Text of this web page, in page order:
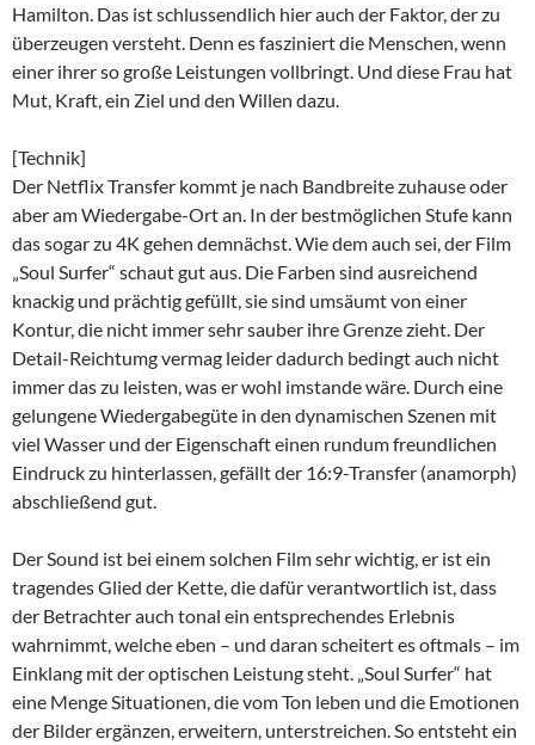
Hamilton. Das ist schlussendlich hier auch der Faktor, der zu
überzeugen versteht. Denn es fasziniert die Menschen, wenn
einer ihrer so große Leistungen vollbringt. Und diese Frau hat
Mut, Kraft, ein Ziel und den Willen dazu.
[Technik]
Der Netflix Transfer kommt je nach Bandbreite zuhause oder
aber am Wiedergabe-Ort an. In der bestmöglichen Stufe kann
das sogar zu 4K gehen demnächst. Wie dem auch sei, der Film
„Soul Surfer“ schaut gut aus. Die Farben sind ausreichend
knackig und prächtig gefüllt, sie sind umsäumt von einer
Kontur, die nicht immer sehr sauber ihre Grenze zieht. Der
Detail-Reichtumg vermag leider dadurch bedingt auch nicht
immer das zu leisten, was er wohl imstande wäre. Durch eine
gelungene Wiedergabegüte in den dynamischen Szenen mit
viel Wasser und der Eigenschaft einen rundum freundlichen
Eindruck zu hinterlassen, gefällt der 16:9-Transfer (anamorph)
abschließend gut.
Der Sound ist bei einem solchen Film sehr wichtig, er ist ein
tragendes Glied der Kette, die dafür verantwortlich ist, dass
der Betrachter auch tonal ein entsprechendes Erlebnis
wahrnimmt, welche eben – und daran scheitert es oftmals – im
Einklang mit der optischen Leistung steht. „Soul Surfer“ hat
eine Menge Situationen, die vom Ton leben und die Emotionen
der Bilder ergänzen, erweitern, unterstreichen. So entsteht ein